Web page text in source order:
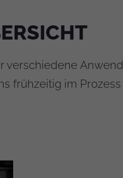
verschiedene
frühzeitig im